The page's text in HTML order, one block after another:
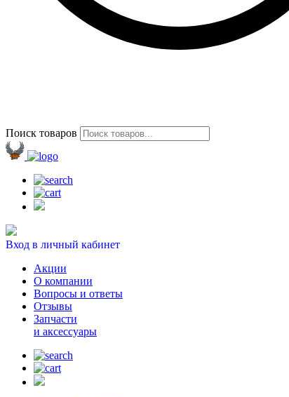
Поиск товаров
Вход в личный кабинет
Акции
О компании
Вопросы и ответы
Отзывы
Запчасти
и аксессуары